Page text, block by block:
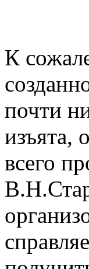
К
почти
изъята,
всего